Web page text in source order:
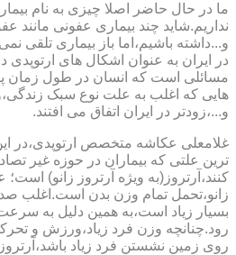
ما در حال حاضر اصلا چیزی به نام
نداریم.شاید چند بیماری عفونی مانند
و...داشته باشیم،اما باز بیماری تلقی
در ایران به عنوان اشکال های ارتوپدی
مسائلی است که انسان در طول زمان
هایی که اغلب به علت نوع سبک
و...،زودتر در ایران اتفاق می افتند.
غلامعلی عکاشه متخصص ارتوپدی،در
ترین علتی که بیماران در حوزه غیر
کنند،آرتروز(به ویژه آرتروز زانو) است؛
زانو،تحمل تمام وزن بدن است.اغلب
بسیار زیاد است،به همین دلیل به
رود.چنانچه وزن فرد زیاد،ورزش و
روی زمین نشستن فرد زیاد باشد،آرتروز